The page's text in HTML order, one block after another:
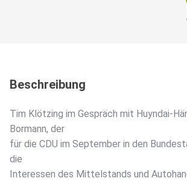
Beschreibung
Tim Klötzing im Gespräch mit Huyndai-
Bormann, der
für die CDU im September in den
die
Interessen des Mittelstands und